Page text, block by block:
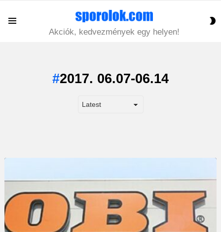
Akciók, kedvezmények egy helyen!
2017. 06.07-06.14
STORY